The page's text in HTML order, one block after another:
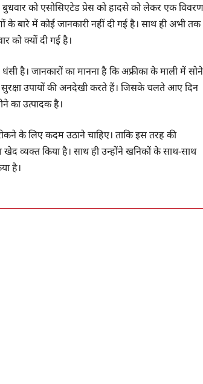
बुधवार को एसोसिएटेड प्रेस को हादसे को लेकर एक विवरण
के बारे में कोई जानकारी नहीं दी गई है। साथ ही अभी तक
को क्यों दी गई है।
है। जानकारों का मानना है कि अफ्रीका के माली में सोने
उपायों की अनदेखी करते हैं। जिसके चलते आए दिन
का उत्पादक है।
के लिए कदम उठाने चाहिए। ताकि इस तरह की
व्यक्त किया है। साथ ही उन्होंने खनिकों के साथ-साथ
है।